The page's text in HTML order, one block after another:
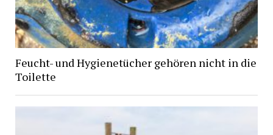
Feucht- und Hygienetücher gehören nicht in die
Toilette